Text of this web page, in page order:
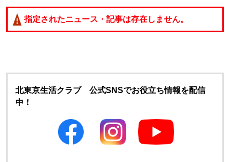
指定されたニュース・記事は存在しません。
北東京生活クラブ 公式SNSでお役立ち情報を配信
中！